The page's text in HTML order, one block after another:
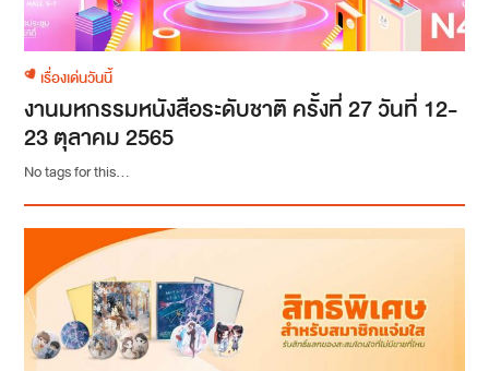
เรื่องเด่นวันนี้
งานมหกรรมหนังสือระดับชาติ ครั้งที่ 27 วันที่ 12-
23 ตุลาคม 2565
No tags for this...